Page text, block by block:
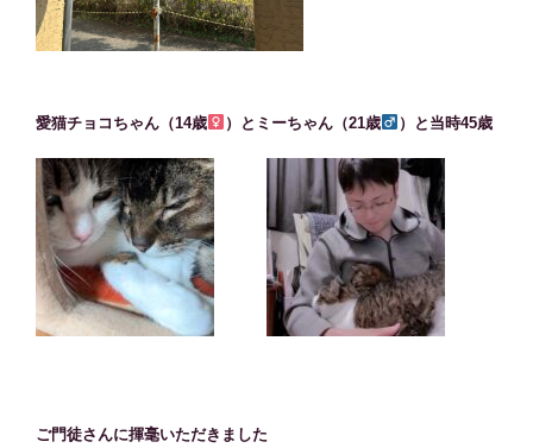
愛猫チョコちゃん（14歳 ）とミーちゃん（21歳 ）と当時45歳
ご門徒さんに揮毫いただきました